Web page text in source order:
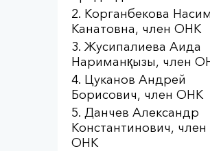
Корганбекова
Канатовна, член ОНК
Жусипалиева Аида
Нариманқызы, член
Цуканов Андрей
Борисович, член ОНК
Данчев Александр
Константинович, член
ОНК